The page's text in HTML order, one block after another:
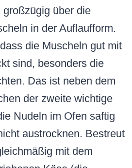
großzügig über die
in der Auflaufform.
die Muscheln gut mit
sind, besonders die
Das ist neben dem
der zweite wichtige
Nudeln im Ofen saftig
austrocknen. Bestreut
mit dem